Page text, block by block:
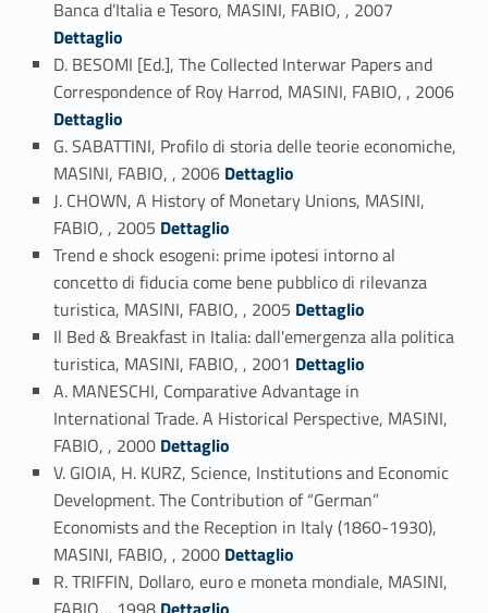
Banca d’Italia e Tesoro, MASINI, FABIO, , 2007
Dettaglio
D. BESOMI [Ed.], The Collected Interwar Papers and
Correspondence of Roy Harrod, MASINI, FABIO, , 2006
Dettaglio
G. SABATTINI, Profilo di storia delle teorie economiche,
MASINI, FABIO, , 2006 Link identifier #identifier_person_189061-74
Dettaglio
J. CHOWN, A History of Monetary Unions, MASINI,
FABIO, , 2005 Link identifier #identifier_person_25069-75
Dettaglio
Trend e shock esogeni: prime ipotesi intorno al
concetto di fiducia come bene pubblico di rilevanza
turistica, MASINI, FABIO, , 2005 Link identifier #identifier_person_187558-76
Dettaglio
Il Bed & Breakfast in Italia: dall'emergenza alla politica
turistica, MASINI, FABIO, , 2001 Link identifier #identifier_person_131819-77
Dettaglio
A. MANESCHI, Comparative Advantage in
International Trade. A Historical Perspective, MASINI,
FABIO, , 2000 Link identifier #identifier_person_34972-78
Dettaglio
V. GIOIA, H. KURZ, Science, Institutions and Economic
Development. The Contribution of “German”
Economists and the Reception in Italy (1860-1930),
MASINI, FABIO, , 2000 Link identifier #identifier_person_191701-79
Dettaglio
R. TRIFFIN, Dollaro, euro e moneta mondiale, MASINI,
Link identifier #identifier_person_72871-80